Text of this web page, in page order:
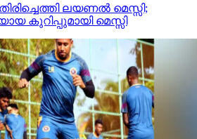
ലയണല്‍ മെസ്സി;
കുറിപ്പുമായി മെസ്സി